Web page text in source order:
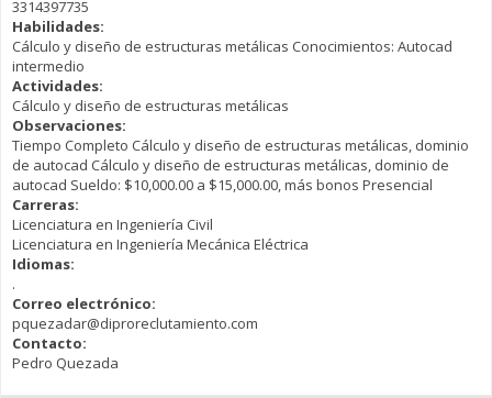
3314397735
Habilidades:
Cálculo y diseño de estructuras metálicas Conocimientos: Autocad
intermedio
Actividades:
Cálculo y diseño de estructuras metálicas
Observaciones:
Tiempo Completo Cálculo y diseño de estructuras metálicas, dominio
de autocad Cálculo y diseño de estructuras metálicas, dominio de
autocad Sueldo: $10,000.00 a $15,000.00, más bonos Presencial
Carreras:
Licenciatura en Ingeniería Civil
Licenciatura en Ingeniería Mecánica Eléctrica
Idiomas:
.
Correo electrónico:
pquezadar@diproreclutamiento.com
Contacto:
Pedro Quezada